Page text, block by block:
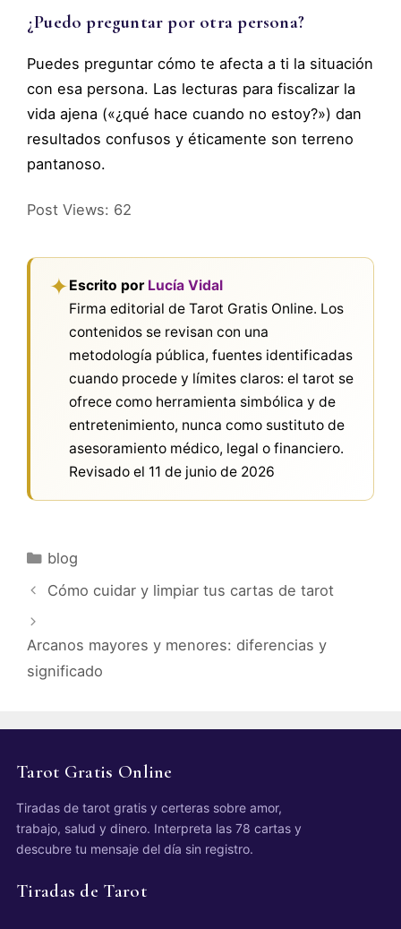
¿Puedo preguntar por otra persona?
Puedes preguntar cómo te afecta a ti la situación
con esa persona. Las lecturas para fiscalizar la
vida ajena («¿qué hace cuando no estoy?») dan
resultados confusos y éticamente son terreno
pantanoso.
Post Views: 62
✦Escrito por Lucía Vidal
Firma editorial de Tarot Gratis Online. Los
contenidos se revisan con una
metodología pública, fuentes identificadas
cuando procede y límites claros: el tarot se
ofrece como herramienta simbólica y de
entretenimiento, nunca como sustituto de
asesoramiento médico, legal o financiero.
Revisado el 11 de junio de 2026
Categorías
blog
Cómo cuidar y limpiar tus cartas de tarot
Arcanos mayores y menores: diferencias y
significado
Tarot Gratis Online
Tiradas de tarot gratis y certeras sobre amor,
trabajo, salud y dinero. Interpreta las 78 cartas y
descubre tu mensaje del día sin registro.
Tiradas de Tarot